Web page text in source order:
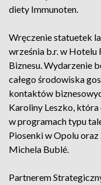
diety Immunoten.
Wręczenie statuetek
września b.r. w Hotelu
Biznesu. Wydarzenie
całego środowiska
kontaktów
Karoliny Leszko, która
w programach typu
Piosenki w Opolu
Michela Bublé.
Partnerem